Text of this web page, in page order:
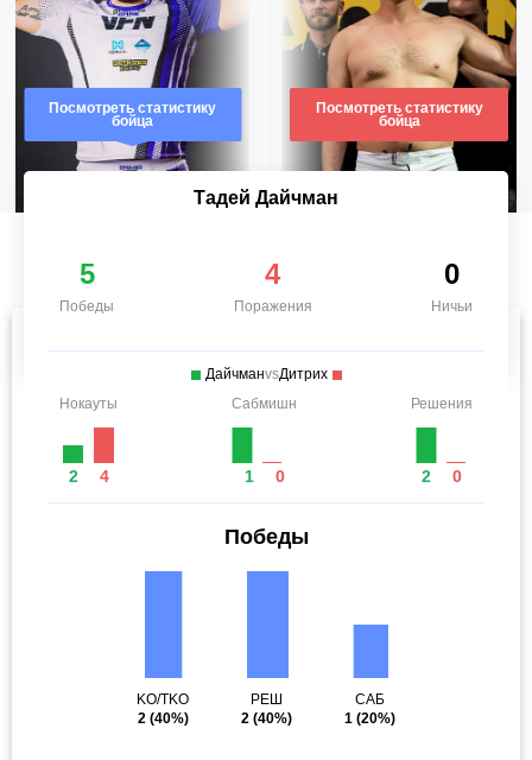
Посмотреть статистику
бойца
Посмотреть статистику
бойца
Тадей Дайчман
5
Победы
4
Поражения
0
Ничьи
ДайчманvsДитрих
Нокауты
2 4
Сабмишн
1 0
Решения
2 0
Победы
KO/TKO
2(40%)
РЕШ
2 (40%)
САБ
1 (20%)